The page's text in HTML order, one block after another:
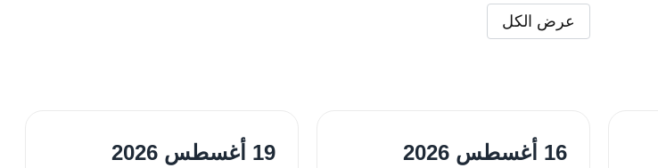
عرض الكل
16 أغسطس 2026 19 أغسطس 2026